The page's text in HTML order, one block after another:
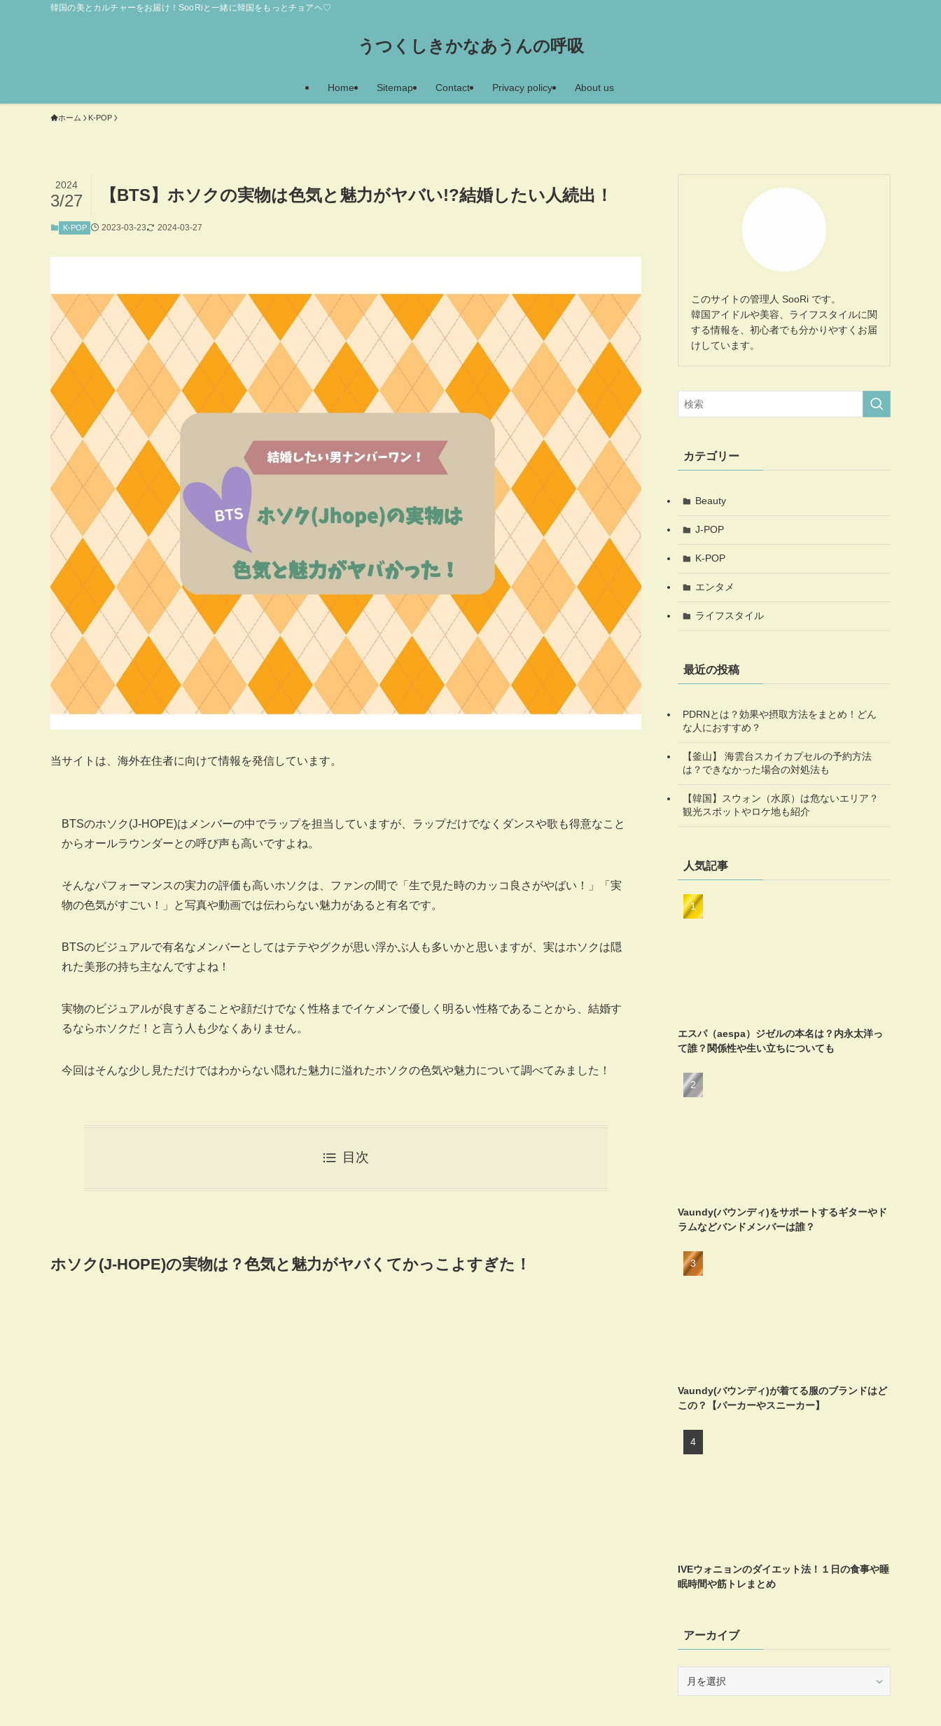
韓国の美とカルチャーをお届け！SooRiと一緒に韓国をもっとチョアヘ♡
うつくしきかなあうんの呼吸
Home Sitemap Contact Privacy policy About us
ホーム K-POP
【BTS】ホソクの実物は色気と魅力がヤバい!?結婚したい人続出！
2024
3/27
K-POP 2023-03-23 2024-03-27
当サイトは、海外在住者に向けて情報を発信しています。
BTSのホソク(J-HOPE)はメンバーの中でラップを担当していますが、ラップだけでなくダンスや歌も得意なこと
からオールラウンダーとの呼び声も高いですよね。
そんなパフォーマンスの実力の評価も高いホソクは、ファンの間で「生で見た時のカッコ良さがやばい！」「実
物の色気がすごい！」と写真や動画では伝わらない魅力があると有名です。
BTSのビジュアルで有名なメンバーとしてはテテやグクが思い浮かぶ人も多いかと思いますが、実はホソクは隠
れた美形の持ち主なんですよね！
実物のビジュアルが良すぎることや顔だけでなく性格までイケメンで優しく明るい性格であることから、結婚す
るならホソクだ！と言う人も少なくありません。
今回はそんな少し見ただけではわからない隠れた魅力に溢れたホソクの色気や魅力について調べてみました！
目次
ホソク(J-HOPE)の実物は？色気と魅力がヤバくてかっこよすぎた！
このサイトの管理人 SooRi です。
韓国アイドルや美容、ライフスタイルに関
する情報を、初心者でも分かりやすくお届
けしています。
カテゴリー
Beauty
J-POP
K-POP
エンタメ
ライフスタイル
最近の投稿
PDRNとは？効果や摂取方法をまとめ！どん
な人におすすめ？
【釜山】 海雲台スカイカプセルの予約方法
は？できなかった場合の対処法も
【韓国】スウォン（水原）は危ないエリア？
観光スポットやロケ地も紹介
人気記事
エスパ（aespa）ジゼルの本名は？内永太洋っ
て誰？関係性や生い立ちについても
Vaundy(バウンディ)をサポートするギターやド
ラムなどバンドメンバーは誰？
Vaundy(バウンディ)が着てる服のブランドはど
この？【パーカーやスニーカー】
IVEウォニョンのダイエット法！１日の食事や睡
眠時間や筋トレまとめ
アーカイブ